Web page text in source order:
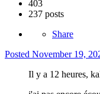
403
237 posts
Share
Posted November 19,
Il y a 12 heures,